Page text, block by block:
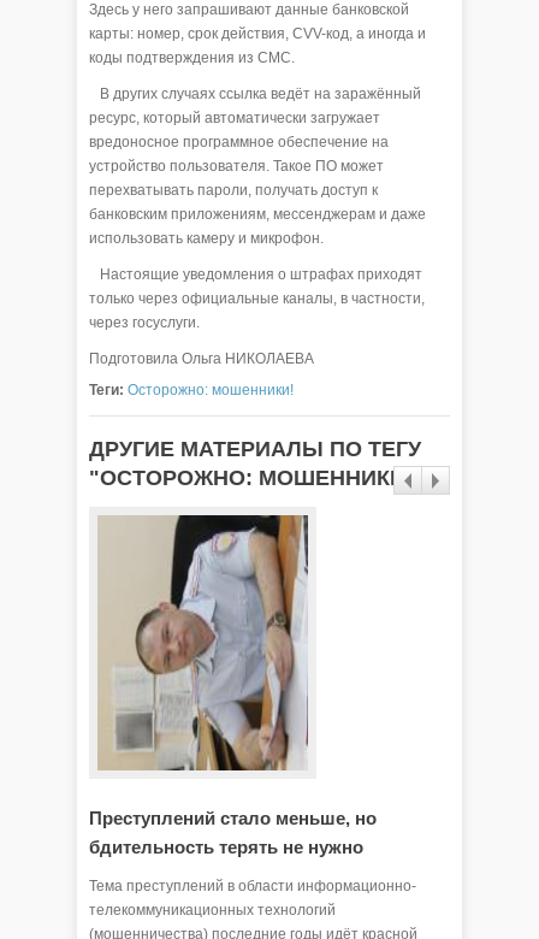
Здесь у него запрашивают данные банковской
карты: номер, срок действия, CVV-код, а иногда и
коды подтверждения из СМС.
В других случаях ссылка ведёт на заражённый
ресурс, который автоматически загружает
вредоносное программное обеспечение на
устройство пользователя. Такое ПО может
перехватывать пароли, получать доступ к
банковским приложениям, мессенджерам и даже
использовать камеру и микрофон.
Настоящие уведомления о штрафах приходят
только через официальные каналы, в частности,
через госуслуги.
Подготовила Ольга НИКОЛАЕВА
Теги: Осторожно: мошенники!
ДРУГИЕ МАТЕРИАЛЫ ПО ТЕГУ
"ОСТОРОЖНО: МОШЕННИКИ!"
Преступлений стало меньше, но
бдительность терять не нужно
Тема преступлений в области информационно-
телекоммуникационных технологий
(мошенничества) последние годы идёт красной